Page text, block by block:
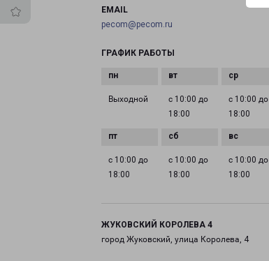
EMAIL
pecom@pecom.ru
ГРАФИК РАБОТЫ
Выходной
с 10:00 до
18:00
с 10:00 до
18:00
с 10:00 до
18:00
с 10:00 до
18:00
с 10:00 до
18:00
ЖУКОВСКИЙ КОРОЛЕВА 4
город Жуковский, улица Королева, 4